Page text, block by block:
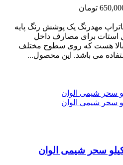
تومان
مهدرنگ یک پوشش رنگ پایه
استات برای مصارف داخل
بالا هست که روی سطوح مختلف
می باشد. این محصول...
سحر شیمی الوان